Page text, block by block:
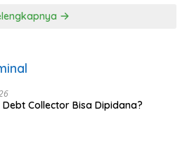
Collector Bisa Dipidana?